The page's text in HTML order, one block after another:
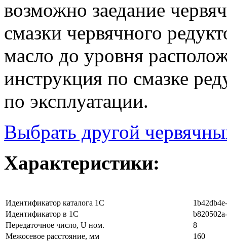
возможно заедание
смазки червячного
масло до уровня
инструкция по смазке
по эксплуатации.
Выбрать другой
Характеристики:
Идентификатор каталога 1С
Идентификатор в 1С
Передаточное число, U ном.
8
Межосевое расстояние, мм
160